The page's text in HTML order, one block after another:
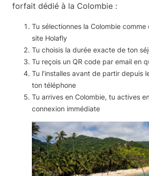
forfait dédié à la Colombie :
Tu sélectionnes la Colombie comme
site Holafly
Tu choisis la durée exacte de ton
Tu reçois un QR code par email en
Tu l’installes avant de partir depuis
ton téléphone
Tu arrives en Colombie, tu actives
connexion immédiate